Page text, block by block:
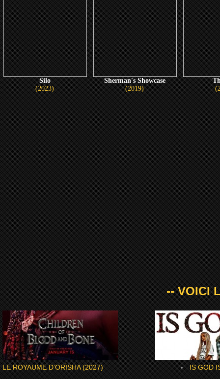
Silo
(2023)
Sherman's Showcase
(2019)
-- VOICI
LE ROYAUME D’ORÏSHA (2027) IS GOD